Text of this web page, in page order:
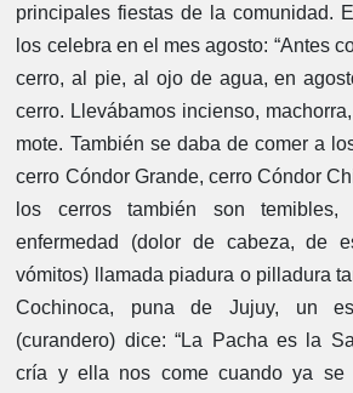
principales fiestas de la comunidad.
los celebra en el mes agosto: “Antes
cerro, al pie, al ojo de agua, en
cerro. Llevábamos incienso,
mote. También se daba de comer a
cerro Cóndor Grande, cerro Cóndor
los cerros también son
enfermedad (dolor de cabeza, de
vómitos) llamada piadura o pilladura
Cochinoca, puna de Jujuy, un
(curandero) dice: “La Pacha es la
cría y ella nos come cuando ya se